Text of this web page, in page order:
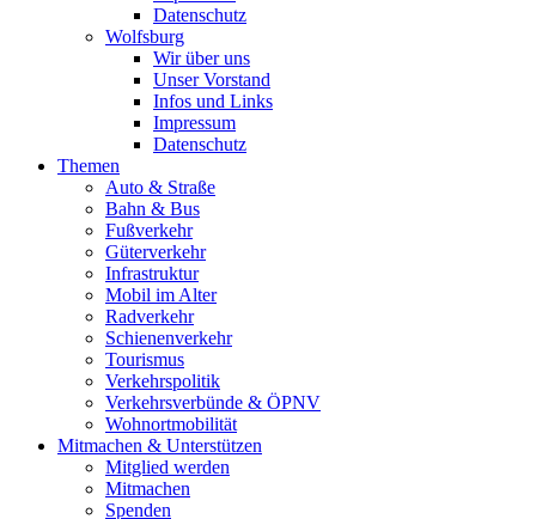
Datenschutz
Wolfsburg
Wir über uns
Unser Vorstand
Infos und Links
Impressum
Datenschutz
Themen
Auto & Straße
Bahn & Bus
Fußverkehr
Güterverkehr
Infrastruktur
Mobil im Alter
Radverkehr
Schienenverkehr
Tourismus
Verkehrspolitik
Verkehrsverbünde & ÖPNV
Wohnortmobilität
Mitmachen & Unterstützen
Mitglied werden
Mitmachen
Spenden